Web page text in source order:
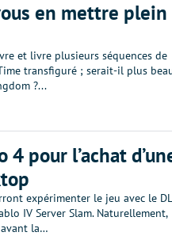
en mettre plein
et livre plusieurs séquences de
transfiguré ; serait-il plus
?...
pour l’achat
expérimenter le jeu avec le
IV Server Slam. Naturellement,
la…